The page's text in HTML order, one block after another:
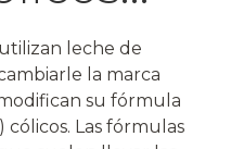
leche de
la marca
su fórmula
Las fórmulas